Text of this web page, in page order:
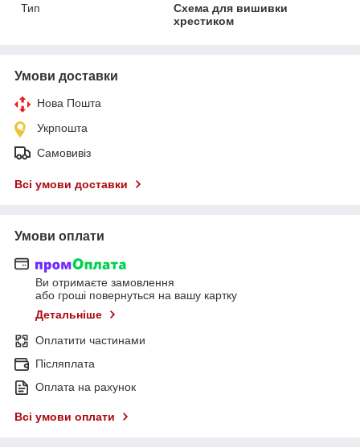
Тип
Схема для вишивки
хрестиком
Умови доставки
Нова Пошта
Укрпошта
Самовивіз
Всі умови доставки
Умови оплати
Ви отримаєте замовлення
або гроші повернуться на вашу картку
Детальніше
Оплатити частинами
Післяплата
Оплата на рахунок
Всі умови оплати